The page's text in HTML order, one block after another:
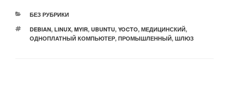
РУБРИКИ
БЕЗ РУБРИКИ
МЕТКИ
DEBIAN, LINUX, MYIR, UBUNTU, YOCTO, МЕДИЦИНСКИЙ,
ОДНОПЛАТНЫЙ КОМПЬЮТЕР, ПРОМЫШЛЕННЫЙ, ШЛЮЗ